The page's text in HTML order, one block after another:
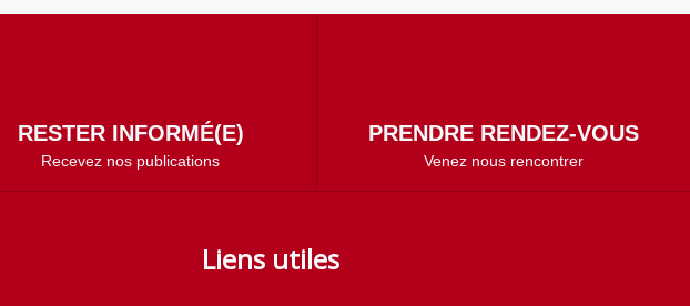
RESTER INFORMÉ(E)
Recevez nos publications
PRENDRE RENDEZ-VOUS
Venez nous rencontrer
Liens utiles